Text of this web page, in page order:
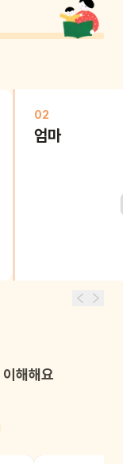
02
엄마
해해요